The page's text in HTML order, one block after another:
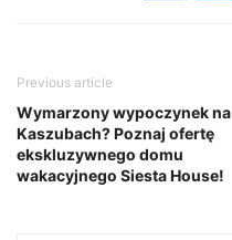
Previous article
Wymarzony wypoczynek na
Kaszubach? Poznaj ofertę
ekskluzywnego domu
wakacyjnego Siesta House!